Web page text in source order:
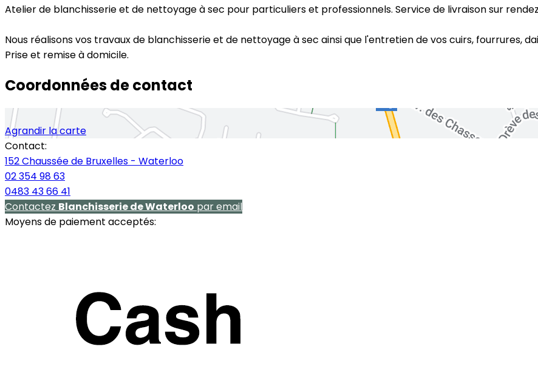
Atelier de blanchisserie et de nettoyage à sec pour particuliers et professionnels. Service de livraison sur
Nous réalisons vos travaux de blanchisserie et de nettoyage à sec ainsi que l'entretien de vos cuirs, fourrures,
Prise et remise à domicile.
Coordonnées de contact
Agrandir la carte
Contact:
152 Chaussée de Bruxelles - Waterloo
02 354 98 63
0483 43 66 41
Contactez Blanchisserie de Waterloo par email
Moyens de paiement acceptés: